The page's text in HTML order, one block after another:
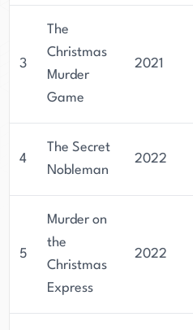
3
The
Christmas
Murder
Game
2021
4
The Secret
Nobleman
2022
5
Murder on
the
Christmas
Express
2022